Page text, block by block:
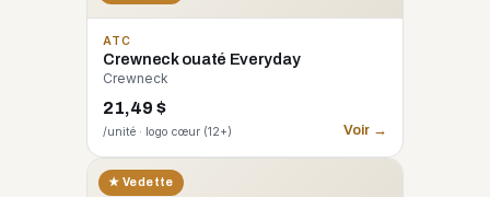
ATC
Crewneck ouaté Everyday
Crewneck
21,49 $
/unité · logo cœur (12+) Voir →
★ Vedette